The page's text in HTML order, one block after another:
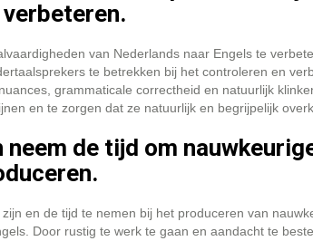
van Nederlands naar Engels te
te betrekken bij het controleren en
grammaticale correctheid en natuurlijk
en te zorgen dat ze natuurlijk en begrijpelijk
neem de tijd om
en de tijd te nemen bij het produceren van
Door rustig te werk te gaan en aandacht te